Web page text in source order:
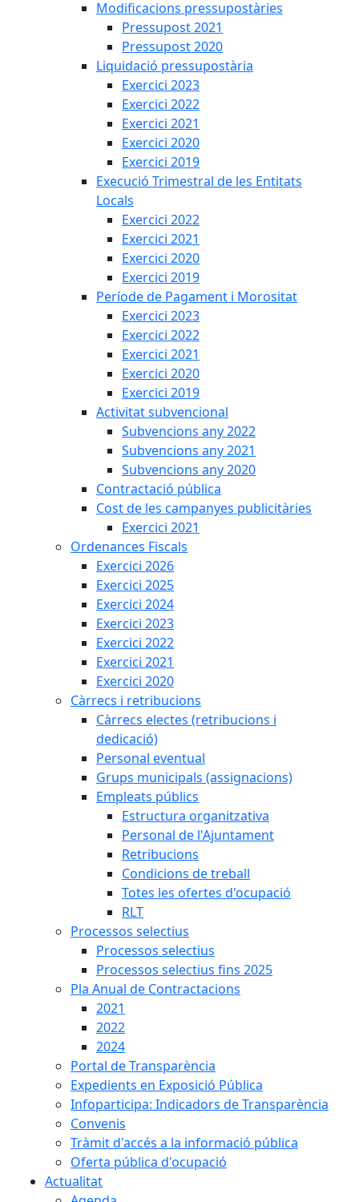
Modificacions pressupostàries
Pressupost 2021
Pressupost 2020
Liquidació pressupostària
Exercici 2023
Exercici 2022
Exercici 2021
Exercici 2020
Exercici 2019
Execució Trimestral de les Entitats
Locals
Exercici 2022
Exercici 2021
Exercici 2020
Exercici 2019
Període de Pagament i Morositat
Exercici 2023
Exercici 2022
Exercici 2021
Exercici 2020
Exercici 2019
Activitat subvencional
Subvencions any 2022
Subvencions any 2021
Subvencions any 2020
Contractació pública
Cost de les campanyes publicitàries
Exercici 2021
Ordenances Fiscals
Exercici 2026
Exercici 2025
Exercici 2024
Exercici 2023
Exercici 2022
Exercici 2021
Exercici 2020
Càrrecs i retribucions
Càrrecs electes (retribucions i
dedicació)
Personal eventual
Grups municipals (assignacions)
Empleats públics
Estructura organitzativa
Personal de l'Ajuntament
Retribucions
Condicions de treball
Totes les ofertes d'ocupació
RLT
Processos selectius
Processos selectius
Processos selectius fins 2025
Pla Anual de Contractacions
2021
2022
2024
Portal de Transparència
Expedients en Exposició Pública
Infoparticipa: Indicadors de Transparència
Convenis
Tràmit d'accés a la informació pública
Oferta pública d'ocupació
Actualitat